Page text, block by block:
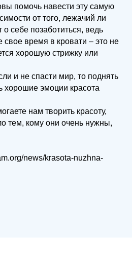
помочь навести эту самую
от того, лежачий ли
себе позаботиться, ведь
свое время в кровати – это не
хорошую стрижку или
и не спасти мир, то поднять
хорошие эмоции красота
нам творить красоту,
тем, кому они очень нужны,
news/krasota-nuzhna-